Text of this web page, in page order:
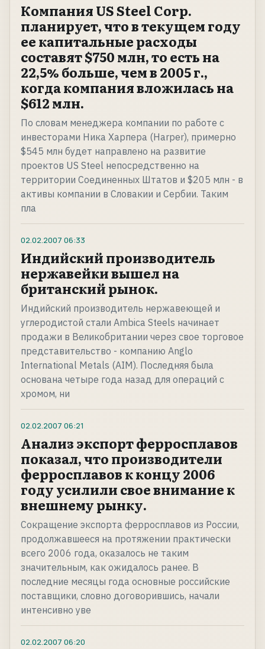
Компания US Steel Corp.
планирует, что в текущем году
ее капитальные расходы
составят $750 млн, то есть на
22,5% больше, чем в 2005 г.,
когда компания вложилась на
$612 млн.
По словам менеджера компании по работе с
инвесторами Ника Харпера (Harper), примерно
$545 млн будет направлено на развитие
проектов US Steel непосредственно на
территории Соединенных Штатов и $205 млн - в
активы компании в Словакии и Сербии. Таким
пла
02.02.2007 06:33
Индийский производитель
нержавейки вышел на
британский рынок.
Индийский производитель нержавеющей и
углеродистой стали Ambica Steels начинает
продажи в Великобритании через свое торговое
представительство - компанию Anglo
International Metals (AIM). Последняя была
основана четыре года назад для операций с
хромом, ни
02.02.2007 06:21
Анализ экспорт ферросплавов
показал, что производители
ферросплавов к концу 2006
году усилили свое внимание к
внешнему рынку.
Сокращение экспорта ферросплавов из России,
продолжавшееся на протяжении практически
всего 2006 года, оказалось не таким
значительным, как ожидалось ранее. В
последние месяцы года основные российские
поставщики, словно договорившись, начали
интенсивно уве
02.02.2007 06:20